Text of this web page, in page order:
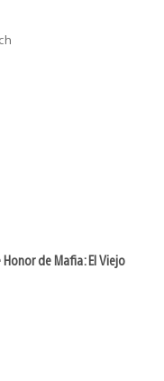
de Mafia: El Viejo